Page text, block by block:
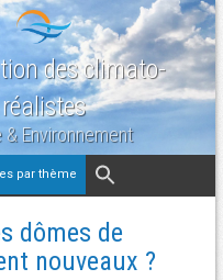
des climato-
réalistes
& Environnement
par thème
dômes de
nouveaux ?